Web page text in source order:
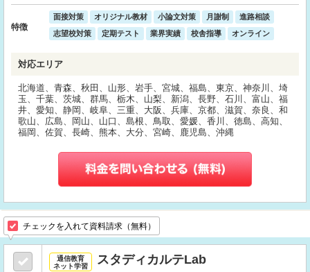
特徴
面接対策 オリジナル教材 小論文対策 月謝制
進路相談
志望校対策
定期テスト 業界実績 校舎指導 オンライン
対応エリア
北海道、青森、秋田、山形、岩手、宮城、福島、東京、神奈川、埼
玉、千葉、茨城、群馬、栃木、山梨、新潟、長野、石川、富山、福
井、愛知、静岡、岐阜、三重、大阪、兵庫、京都、滋賀、奈良、和
歌山、広島、岡山、山口、島根、鳥取、愛媛、香川、徳島、高知、
福岡、佐賀、長崎、熊本、大分、宮崎、鹿児島、沖縄
チェックを入れて資料請求（無料）
通信教育
ネット学習
スタディカルテLab